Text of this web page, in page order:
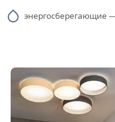
энергосберегающие